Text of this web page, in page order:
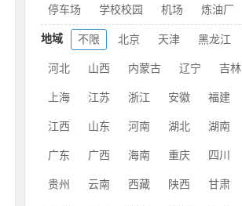
停车场 学校校园 机场 炼油厂
地域 不限 北京 天津 黑龙江
河北 山西 内蒙古 辽宁 吉林
上海 江苏 浙江 安徽 福建
江西 山东 河南 湖北 湖南
广东 广西 海南 重庆 四川
贵州 云南 西藏 陕西 甘肃